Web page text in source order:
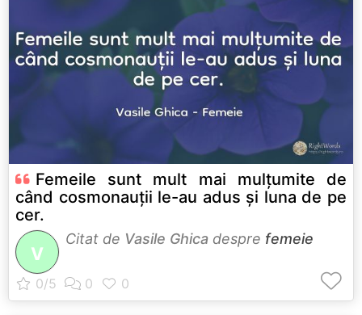
Femeile sunt mult mai mulțumite de
când cosmonauții le-au adus și luna de pe
cer.
V
Citat de Vasile Ghica despre femeie